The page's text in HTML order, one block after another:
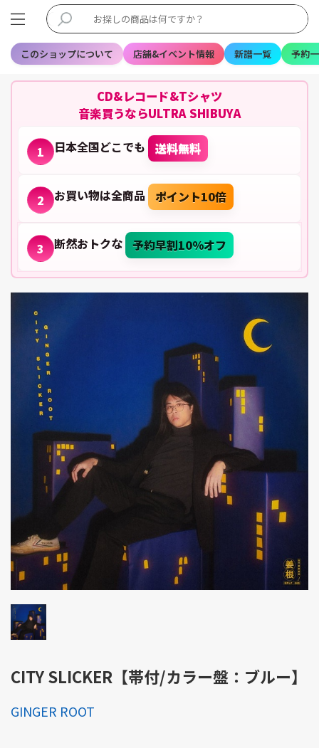
このショップについて 店舗&イベント情報 新譜一覧 予約
CD&レコード&Tシャツ
音楽買うならULTRA SHIBUYA
1 日本全国どこでも 送料無料
2 お買い物は全商品 ポイント10倍
3 断然おトクな 予約早割10%オフ
CITY SLICKER【帯付/カラー盤：ブルー】
GINGER ROOT